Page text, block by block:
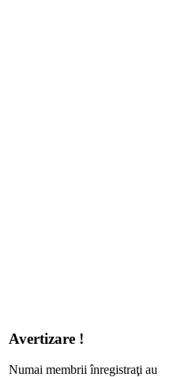
Avertizare !
Numai membrii înregistraţi au